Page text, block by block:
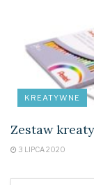
KREATYWNE
Zestaw
3 LIPCA 2020